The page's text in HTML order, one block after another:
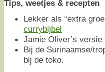
Tips, weetjes & recepten
Lekker als “extra
currybijbel
Jamie Oliver’s versie
Bij de Surinaamse/
bij de toko.